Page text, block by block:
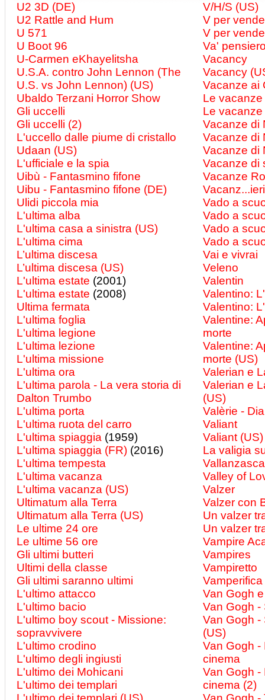
U2 3D (DE)
U2 Rattle and Hum
U 571
U Boot 96
U-Carmen eKhayelitsha
U.S.A. contro John Lennon (The
U.S. vs John Lennon) (US)
Ubaldo Terzani Horror Show
Gli uccelli
Gli uccelli (2)
L'uccello dalle piume di cristallo
Udaan (US)
L'ufficiale e la spia
Uibù - Fantasmino fifone
Uibu - Fantasmino fifone (DE)
Ulidi piccola mia
L'ultima alba
L'ultima casa a sinistra (US)
L'ultima cima
L’ultima discesa
L’ultima discesa (US)
L'ultima estate (2001)
L'ultima estate (2008)
Ultima fermata
L'ultima foglia
L'ultima legione
L'ultima lezione
L'ultima missione
L'ultima ora
L'ultima parola - La vera storia di
Dalton Trumbo
L'ultima porta
L'ultima ruota del carro
L'ultima spiaggia (1959)
L'ultima spiaggia (FR) (2016)
L'ultima tempesta
L'ultima vacanza
L'ultima vacanza (US)
Ultimatum alla Terra
Ultimatum alla Terra (US)
Le ultime 24 ore
Le ultime 56 ore
Gli ultimi butteri
Ultimi della classe
Gli ultimi saranno ultimi
L'ultimo attacco
L'ultimo bacio
L'ultimo boy scout - Missione:
sopravvivere
L'ultimo crodino
L'ultimo degli ingiusti
L'ultimo dei Mohicani
L'ultimo dei templari
V/H/S (US)
V per
V per
Va'
Vacancy
Vacancy
Vacanze ai
Le
Le
Vacanze di
Vacanze di
Vacanze di
Vacanze di
Vacanze
Vado a
Vado a
Vado a
Vado a
Vai e vivrai
Veleno
Valentin
Valentino:
Valentino:
Valentine:
morte
Valentine:
morte (US)
Valerian e
Valerian e
(US)
Valèrie -
Valiant
Valiant (US)
La valigia
Valley of
Valzer
Valzer con
Un valzer
Un valzer
Vampire
Vampires
Vampiretto
Vamperifica
Van Gogh
Van Gogh -
Van Gogh -
(US)
Van Gogh -
cinema
Van Gogh -
cinema (2)